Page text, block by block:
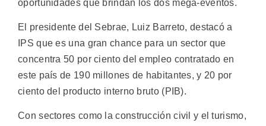
oportunidades que brindan los dos mega-eventos.
El presidente del Sebrae, Luiz Barreto, destacó a
IPS que es una gran chance para un sector que
concentra 50 por ciento del empleo contratado en
este país de 190 millones de habitantes, y 20 por
ciento del producto interno bruto (PIB).
Con sectores como la construcción civil y el turismo,